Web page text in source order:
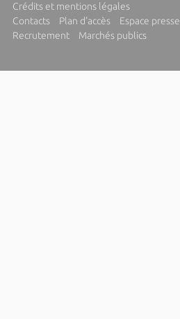
Crédits et mentions légales
Contacts
Plan d'accès Espace presse
Recrutement
Marchés publics